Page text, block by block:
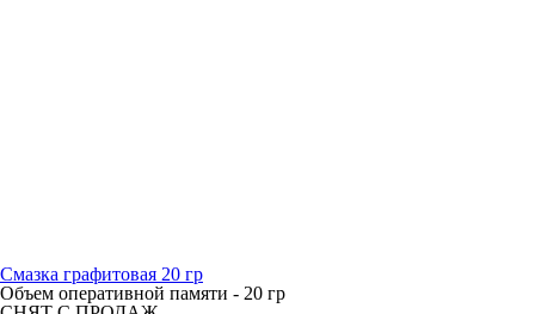
Смазка графитовая 20 гр
Объем оперативной памяти - 20 гр